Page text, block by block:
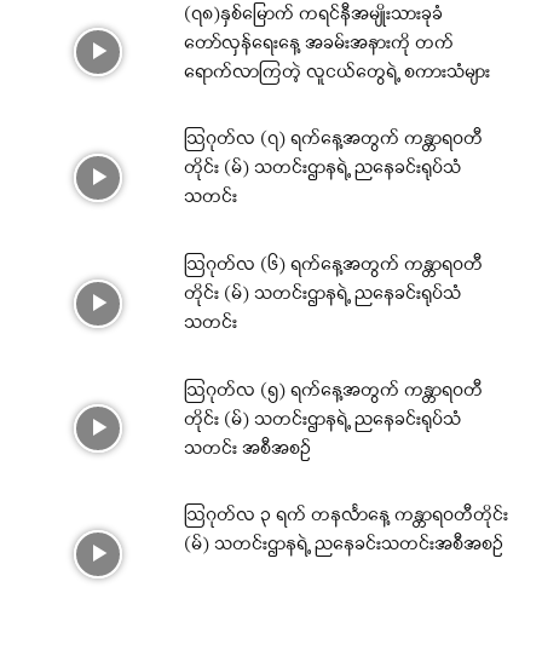
(၇၈)နှစ်မြောက် ကရင်နီအမျိုးသားခုခံ
တော်လှန်ရေးနေ့ အခမ်းအနားကို တက်
ရောက်လာကြတဲ့ လူငယ်တွေရဲ့ စကားသံများ
ဩဂုတ်လ (၇) ရက်နေ့အတွက် ကန္တာရဝတီ
တိုင်း (မ်) သတင်းဌာနရဲ့ ညနေခင်းရုပ်သံ
သတင်း
ဩဂုတ်လ (၆) ရက်နေ့အတွက် ကန္တာရဝတီ
တိုင်း (မ်) သတင်းဌာနရဲ့ ညနေခင်းရုပ်သံ
သတင်း
ဩဂုတ်လ (၅) ရက်နေ့အတွက် ကန္တာရဝတီ
တိုင်း (မ်) သတင်းဌာနရဲ့ ညနေခင်းရုပ်သံ
သတင်း အစီအစဉ်
ဩဂုတ်လ ၃ ရက် တနင်္လာနေ့ ကန္တာရဝတီတိုင်း
(မ်) သတင်းဌာနရဲ့ ညနေခင်းသတင်းအစီအစဉ်